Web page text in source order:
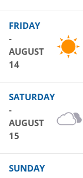
FRIDAY
-
AUGUST
14
SATURDAY
-
AUGUST
15
SUNDAY